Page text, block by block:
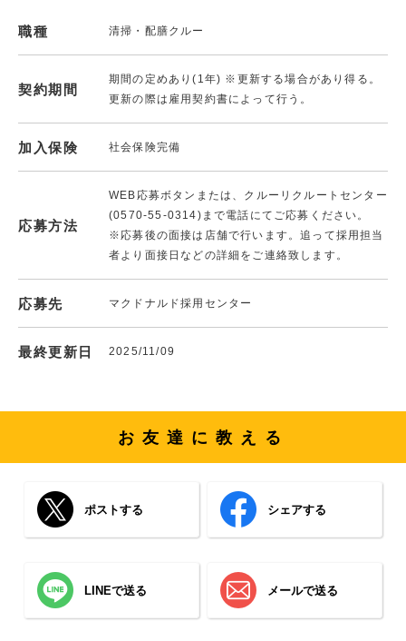
職種 清掃・配膳クルー
契約期間
期間の定めあり(1年) ※更新する場合があり得る。
更新の際は雇用契約書によって行う。
加入保険 社会保険完備
応募方法
WEB応募ボタンまたは、クルーリクルートセンター
(0570-55-0314)まで電話にてご応募ください。
※応募後の面接は店舗で行います。追って採用担当
者より面接日などの詳細をご連絡致します。
応募先 マクドナルド採用センター
最終更新日 2025/11/09
お友達に教える
ポストする シェアする
LINEで送る メールで送る